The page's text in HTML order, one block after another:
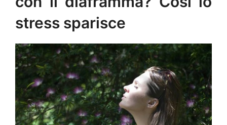
stress sparisce